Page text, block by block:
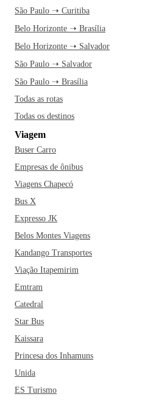
São Paulo ➝ Curitiba
Belo Horizonte ➝ Brasília
Belo Horizonte ➝ Salvador
São Paulo ➝ Salvador
São Paulo ➝ Brasília
Todas as rotas
Todas os destinos
Viagem
Buser Carro
Empresas de ônibus
Viagens Chapecó
Bus X
Expresso JK
Belos Montes Viagens
Kandango Transportes
Viação Itapemirim
Emtram
Catedral
Star Bus
Kaissara
Princesa dos Inhamuns
Unida
ES Turismo